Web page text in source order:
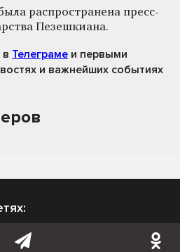
распространена пресс-
Пезешкиана.
в Телеграме и первыми
и важнейших событиях